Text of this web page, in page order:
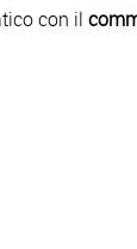
con il